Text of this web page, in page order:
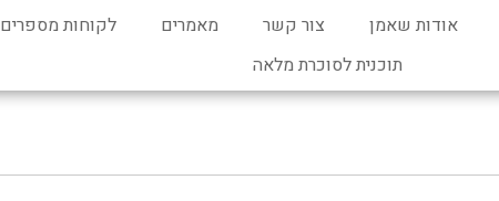
אודות שאמן צור קשר מאמרים
לקוחות מספרים
תוכנית לסוכרת מלאה